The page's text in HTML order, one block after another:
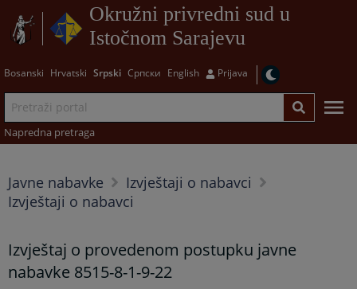
Okružni privredni sud u
Istočnom Sarajevu
Bosanski Hrvatski Srpski Српски English Prijava
Napredna pretraga
Javne nabavke
Izvještaji o nabavci
Izvještaji o nabavci
Izvještaj o provedenom postupku javne
nabavke 8515-8-1-9-22